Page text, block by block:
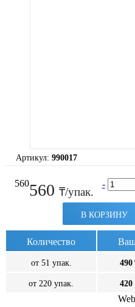
Артикул: 990017
560560 ₸/упак.
-
В КОРЗИНУ
Количество
от 51 упак. 490
от 220 упак. 420